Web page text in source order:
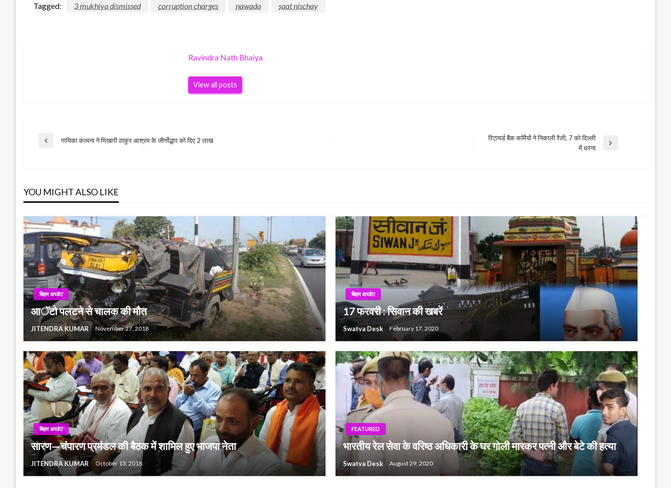
Tagged: 3 mukhiya dismissed corruption charges nawada saat nischay
Ravindra Nath Bhaiya
View all posts
Post
Previous
गायिका कल्पना ने भिखारी ठाकुर आश्रम के जीर्णोद्धार को दिए 2 लाख
रिटायर्ड बैंक कर्मियों ने निकाली रैली, 7 को दिल्ली
में धरना
YOU MIGHT ALSO LIKE
बिहार अपडेट
आॅटो पलटने से चालक की मौत
JITENDRA KUMAR November 27, 2018
बिहार अपडेट
17 फरवरी : सिवान की खबरें
Swatva Desk February 17, 2020
बिहार अपडेट
सारण—चंपारण प्रमंडल की बैठक में शामिल हुए भाजपा नेता
JITENDRA KUMAR October 13, 2018
FEATURED
भारतीय रेल सेवा के वरिष्ठ अधिकारी के घर गोली मारकर पत्नी और बेटे की हत्या
Swatva Desk August 29, 2020